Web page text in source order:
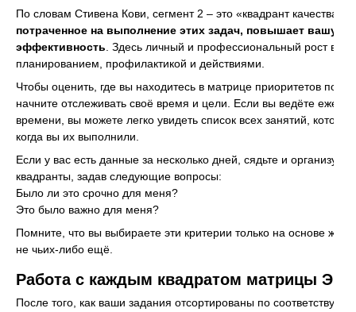
По словам Стивена Кови, сегмент 2 – это «квадрант качества»,
потраченное на выполнение этих задач, повышает вашу
эффективность . Здесь личный и профессиональный рост
планированием, профилактикой и действиями.
Чтобы оценить, где вы находитесь в матрице приоритетов по
начните отслеживать своё время и цели. Если вы ведёте
времени, вы можете легко увидеть список всех занятий,
когда вы их выполнили.
Если у вас есть данные за несколько дней, сядьте и
квадранты, задав следующие вопросы:
Было ли это срочно для меня?
Это было важно для меня?
Помните, что вы выбираете эти критерии только на основе
не чьих-либо ещё.
Работа с каждым квадратом матрицы
После того, как ваши задания отсортированы по